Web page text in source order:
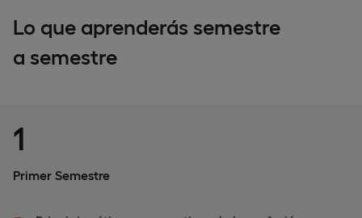
Lo que aprenderás semestre
a semestre
1
Primer Semestre